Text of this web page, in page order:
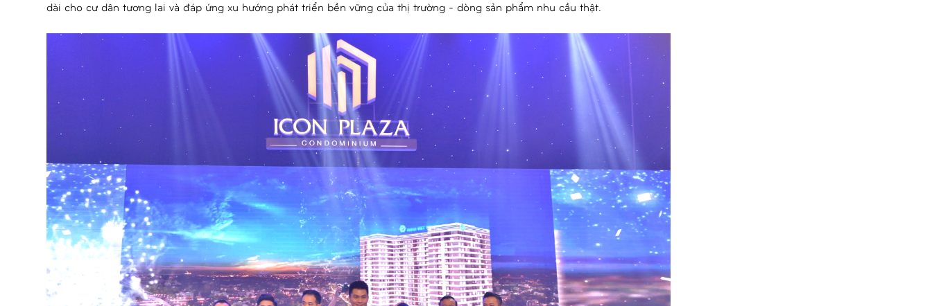
dài cho cư dân tương lai và đáp ứng xu hướng phát triển bền vững của thị trường - dòng sản phẩm nhu cầu thật.